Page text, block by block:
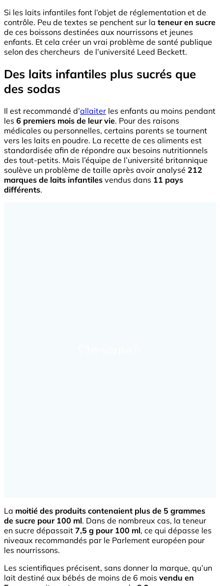
Si les laits infantiles font l’objet de réglementation et de
contrôle. Peu de textes se penchent sur la teneur en sucre
de ces boissons destinées aux nourrissons et jeunes
enfants. Et cela créer un vrai problème de santé publique
selon des chercheurs de l’université Leed Beckett.
Des laits infantiles plus sucrés que
des sodas
Il est recommandé d’allaiter les enfants au moins pendant
les 6 premiers mois de leur vie. Pour des raisons
médicales ou personnelles, certains parents se tournent
vers les laits en poudre. La recette de ces aliments est
standardisée afin de répondre aux besoins nutritionnels
des tout-petits. Mais l’équipe de l’université britannique
soulève un problème de taille après avoir analysé 212
marques de laits infantiles vendus dans 11 pays
différents.
La moitié des produits contenaient plus de 5 grammes
de sucre pour 100 ml. Dans de nombreux cas, la teneur
en sucre dépassait 7,5 g pour 100 ml, ce qui dépasse les
niveaux recommandés par le Parlement européen pour
les nourrissons.
Les scientifiques précisent, sans donner la marque, qu’un
lait destiné aux bébés de moins de 6 mois vendu en